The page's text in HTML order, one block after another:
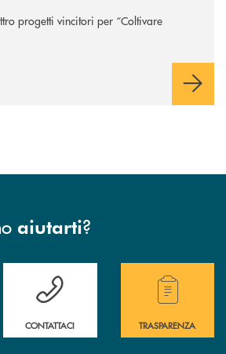
progetti vincitori per “Coltivare
aiutarti?
delle filiali .
Hai bisogno di assistenza immediata?
CONTATTACI
Hai bisogno di
TRASPARENZA